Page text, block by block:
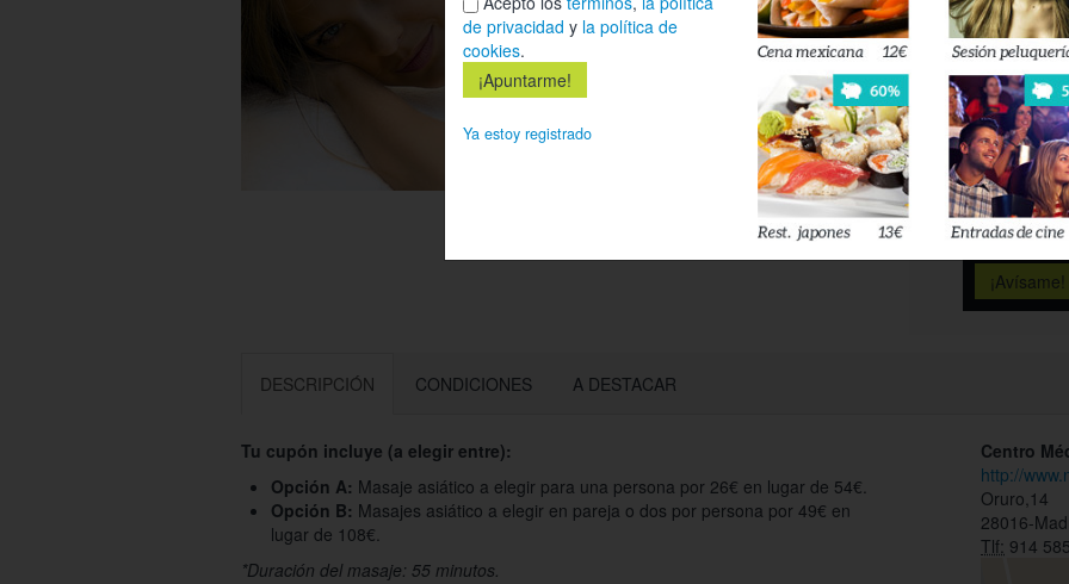
Déjanos tu
esté
Acepto
privacidady
DESCRIPCIÓN CONDICIONES A DESTACAR
Tu cupón incluye (a elegir entre):
Opción A: Masaje asiático a elegir para una persona por 26€ en lugar de 54€.
Opción B: Masajes asiático a elegir en pareja o dos por persona por 49€ en
lugar de 108€.
*Duración del masaje: 55 minutos.
Centro
http://
Oruro,14
28016-
Tlf: 914
de privacidad y la política de
cookies.
Ya estoy registrado